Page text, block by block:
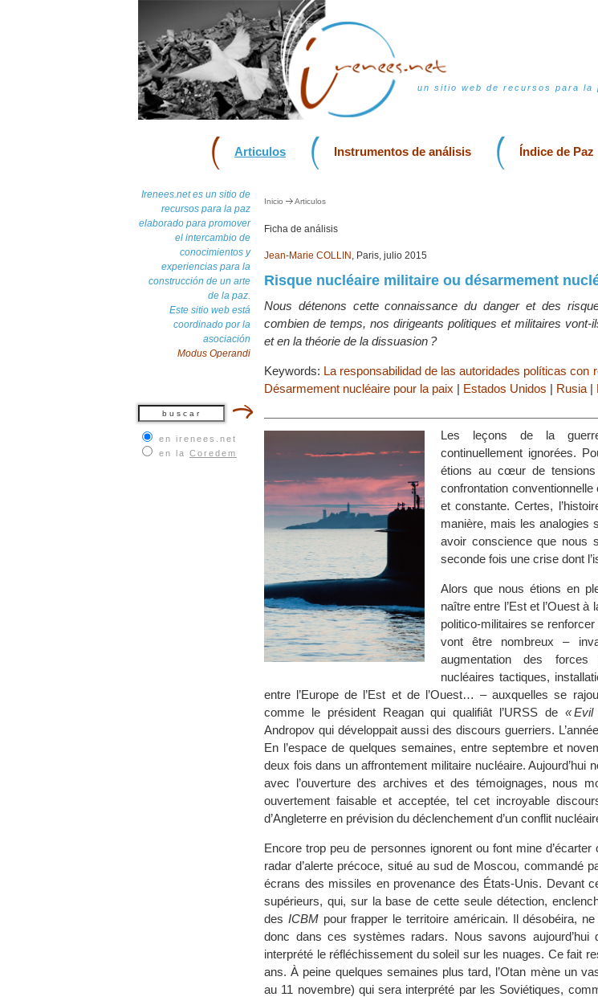
un sitio web de recursos para la
Articulos Instrumentos de análisis Índice de Paz
Irenees.net es un sitio de
recursos para la paz
elaborado para promover
el intercambio de
conocimientos y
experiencias para la
construcción de un arte
de la paz.
Este sitio web está
coordinado por la
asociación
Modus Operandi
en irenees.net
en la Coredem
Inicio Articulos
Ficha de análisis
Jean-Marie COLLIN , Paris, julio 2015
Risque nucléaire militaire ou désarmement
Nous détenons cette connaissance du danger et des
combien de temps, nos dirigeants politiques et militaires vont-
et en la théorie de la dissuasion ?
Keywords: La responsabilidad de las autoridades políticas con
Désarmement nucléaire pour la paix | Estados Unidos | Rusia |
Les leçons de la
continuellement ignorées.
étions au cœur de tensions
confrontation
et constante. Certes,
manière, mais les analogies
avoir conscience que nous
seconde fois une crise dont
Alors que nous étions en
naître entre l’Est et l’Ouest
politico-militaires se
vont être nombreux –
augmentation des forces
nucléaires tactiques,
entre l’Europe de l’Est et de l’Ouest… – auxquelles se
comme le président Reagan qui qualifiât l’URSS de « Evil
Andropov qui développait aussi des discours guerriers.
En l’espace de quelques semaines, entre septembre et
deux fois dans un affrontement militaire nucléaire. Aujourd’hui
avec l’ouverture des archives et des témoignages, nous
ouvertement faisable et acceptée, tel cet incroyable
d’Angleterre en prévision du déclenchement d’un conflit
Encore trop peu de personnes ignorent ou font mine
radar d’alerte précoce, situé au sud de Moscou, commandé
écrans des missiles en provenance des États-Unis. Devant
supérieurs, qui, sur la base de cette seule détection,
des ICBMpour frapper le territoire américain. Il désobéira,
donc dans ces systèmes radars. Nous savons
interprété le réfléchissement du soleil sur les nuages. Ce fait
ans. À peine quelques semaines plus tard, l’Otan mène un
au 11 novembre) qui sera interprété par les Soviétiques,